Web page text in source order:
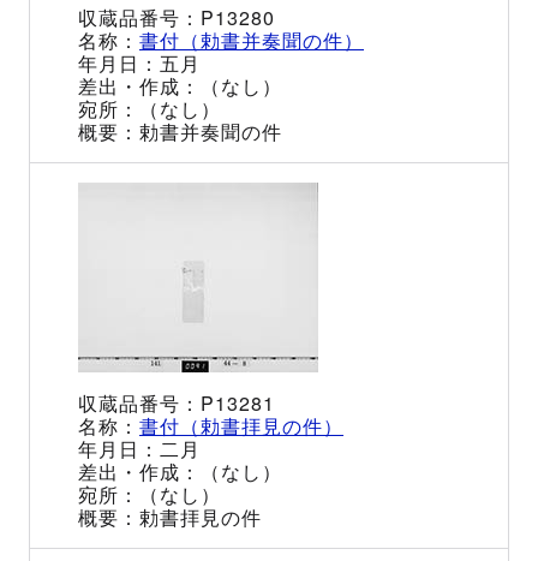
P13280
書付（勅書并奏聞の件）
五月
（なし）
（なし）
勅書并奏聞の件
P13281
書付（勅書拝見の件）
二月
（なし）
（なし）
勅書拝見の件